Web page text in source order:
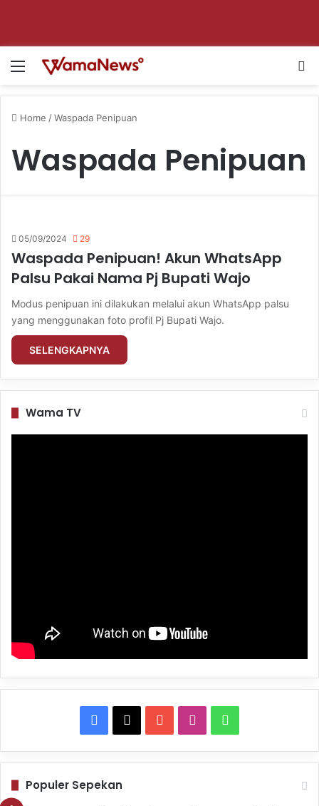
Menu
Home /Waspada Penipuan
Waspada Penipuan
05/09/2024 29
Waspada Penipuan! Akun WhatsApp
Palsu Pakai Nama Pj Bupati Wajo
Modus penipuan ini dilakukan melalui akun WhatsApp palsu
yang menggunakan foto profil Pj Bupati Wajo.
SELENGKAPNYA
Wama TV
a
c
o
n
h
Populer Sepekan